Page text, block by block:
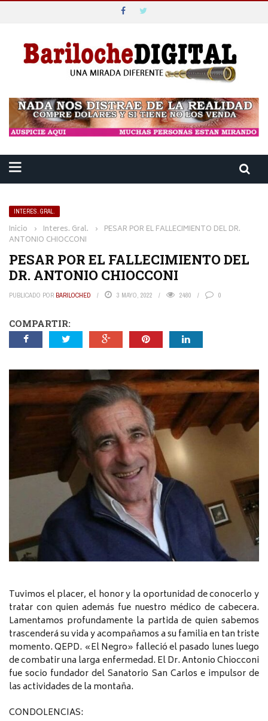
INTERES. GRAL.
Inicio › Interes. Gral. › PESAR POR EL FALLECIMIENTO DEL DR.
ANTONIO CHIOCCONI
PESAR POR EL FALLECIMIENTO DEL
DR. ANTONIO CHIOCCONI
PUBLICADO POR BARILOCHED 3 MAYO, 2022 2480 0
COMPARTIR:
Tuvimos el placer, el honor y la oportunidad de conocerlo y
tratar con quien además fue nuestro médico de cabecera.
Lamentamos profundamente la partida de quien sabemos
trascenderá su vida y acompañamos a su familia en tan triste
momento. QEPD. «El Negro» falleció el pasado lunes luego
de combatir una larga enfermedad. El Dr. Antonio Chiocconi
fue socio fundador del Sanatorio San Carlos e impulsor de
las actividades de la montaña.
CONDOLENCIAS: